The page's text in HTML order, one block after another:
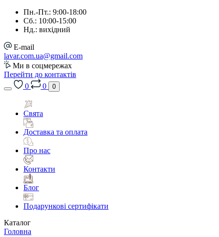
Пн.-Пт.: 9:00-18:00
Сб.: 10:00-15:00
Нд.: вихідний
E-mail
lavar.com.ua@gmail.com
Ми в соцмережах
Перейти до контактів
0
0 0
Свята
Доставка та оплата
Про нас
Контакти
Блог
Подарункові сертифікати
Каталог
Головна